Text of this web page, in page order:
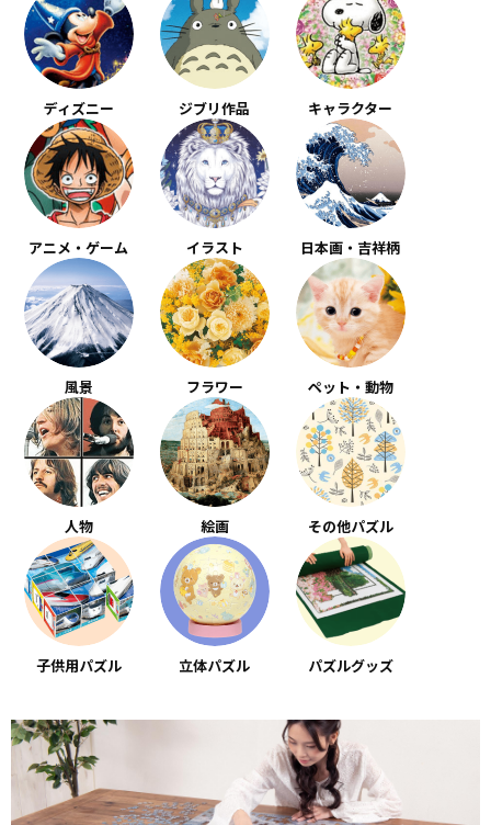
ディズニー ジブリ作品 キャラクター
アニメ・ゲーム イラスト 日本画・吉祥柄
風景 フラワー ペット・動物
人物 絵画 その他パズル
子供用パズル 立体パズル パズルグッズ